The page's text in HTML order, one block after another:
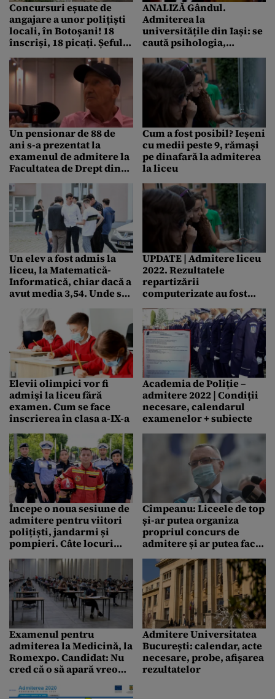
Concursuri eșuate de
angajare a unor polițiști
locali, în Botoșani! 18
înscriși, 18 picați. Șeful
instituției: „Au lăsat foaia
goală”
ANALIZĂ Gândul.
Admiterea la
universitățile din Iași: se
caută psihologia,
informatica și se anunță
o criză majoră de
farmaciști. Recordul:
8,57 candidați / loc
bugetat la Kinetoterapie
Un pensionar de 88 de
ani s-a prezentat la
examenul de admitere la
Facultatea de Drept din
reintru în câmpul
muncii ca avocat”
Cum a fost posibil? Ieșeni
cu medii peste 9, rămași
pe dinafară la admiterea
la liceu
Un elev a fost admis la
liceu, la Matematică-
Informatică, chiar dacă a
avut media 3,54. Unde s-a
UPDATE | Admitere liceu
2022. Rezultatele
repartizării
computerizate au fost
de elevi au rămas
nerepartizați, 15 dintre
ei au avut media peste 9
Elevii olimpici vor fi
admişi la liceu fără
examen. Cum se face
înscrierea în clasa a-IX-a
Academia de Poliție –
admitere 2022 | Condiții
necesare, calendarul
examenelor + subiecte
Începe o noua sesiune de
admitere pentru viitori
polițiști, jandarmi și
pompieri. Câte locuri
școlile postliceale ale
MAI
Cîmpeanu: Liceele de top
și-ar putea organiza
propriul concurs de
admitere și ar putea face
Examenul pentru
admiterea la Medicină, la
Romexpo. Candidat: Nu
cred că o să apară vreo
Admitere Universitatea
București: calendar, acte
necesare, probe, afișarea
rezultatelor